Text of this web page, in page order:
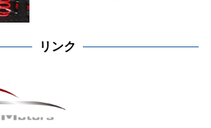
リンク